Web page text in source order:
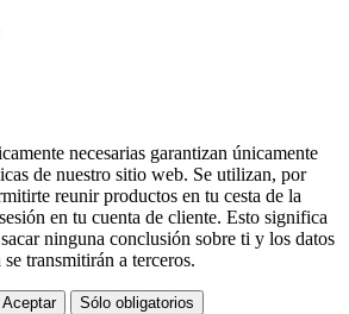
necesarias garantizan únicamente
de nuestro sitio web. Se utilizan, por
reunir productos en tu cesta de la
en tu cuenta de cliente. Esto significa
ninguna conclusión sobre ti y los datos
transmitirán a terceros.
Aceptar Sólo obligatorios